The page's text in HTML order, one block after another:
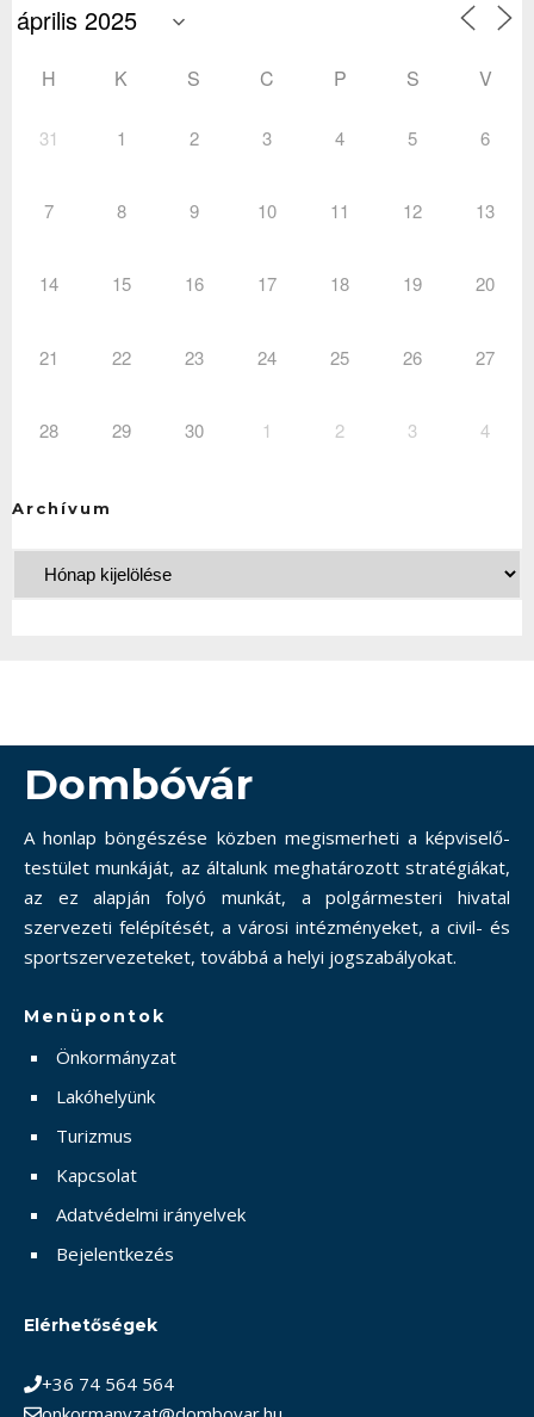
H K S C P S V
31 1 2 3 4 5 6
7 8 9 10 11 12 13
14 15 16 17 18 19 20
21 22 23 24 25 26 27
28 29 30 1 2 3 4
Archívum
Dombóvár
A honlap böngészése közben megismerheti a képviselő-
testület munkáját, az általunk meghatározott stratégiákat,
az ez alapján folyó munkát, a polgármesteri hivatal
szervezeti felépítését, a városi intézményeket, a civil- és
sportszervezeteket, továbbá a helyi jogszabályokat.
Menüpontok
Önkormányzat
Lakóhelyünk
Turizmus
Kapcsolat
Adatvédelmi irányelvek
Bejelentkezés
Elérhetőségek
+36 74 564 564